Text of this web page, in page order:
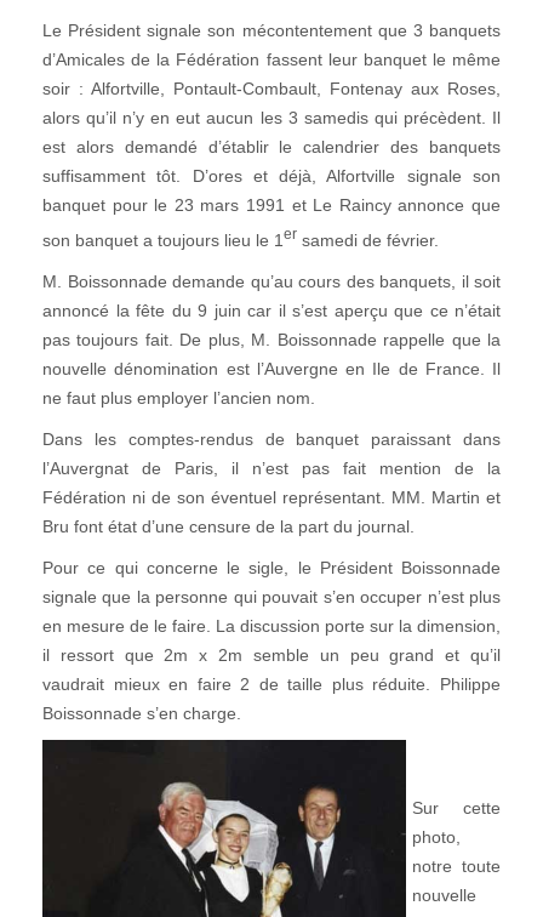
Le Président signale son mécontentement que 3 banquets
d’Amicales de la Fédération fassent leur banquet le même
soir : Alfortville, Pontault-Combault, Fontenay aux Roses,
alors qu’il n’y en eut aucun les 3 samedis qui précèdent. Il
est alors demandé d’établir le calendrier des banquets
suffisamment tôt. D’ores et déjà, Alfortville signale son
banquet pour le 23 mars 1991 et Le Raincy annonce que
son banquet a toujours lieu le 1 er samedi de février.
M. Boissonnade demande qu’au cours des banquets, il soit
annoncé la fête du 9 juin car il s’est aperçu que ce n’était
pas toujours fait. De plus, M. Boissonnade rappelle que la
nouvelle dénomination est l’Auvergne en Ile de France. Il
ne faut plus employer l’ancien nom.
Dans les comptes-rendus de banquet paraissant dans
l’Auvergnat de Paris, il n’est pas fait mention de la
Fédération ni de son éventuel représentant. MM. Martin et
Bru font état d’une censure de la part du journal.
Pour ce qui concerne le sigle, le Président Boissonnade
signale que la personne qui pouvait s’en occuper n’est plus
en mesure de le faire. La discussion porte sur la dimension,
il ressort que 2m x 2m semble un peu grand et qu’il
vaudrait mieux en faire 2 de taille plus réduite. Philippe
Boissonnade s’en charge.
Sur cette
photo,
notre toute
nouvelle